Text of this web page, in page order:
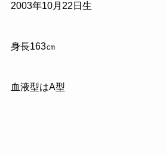
2003年10月22日生
身長163㎝
血液型はA型